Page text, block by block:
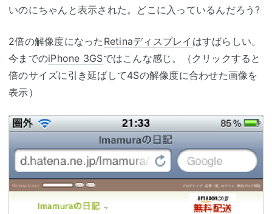
いのにちゃんと表示された。どこに入っているんだろう?
2倍の解像度になった Retinaディスプレイ はすばらしい。
今までのiPhone 3GSではこんな感じ。（クリックすると
倍のサイズに引き延ばして4Sの解像度に合わせた画像を
表示）